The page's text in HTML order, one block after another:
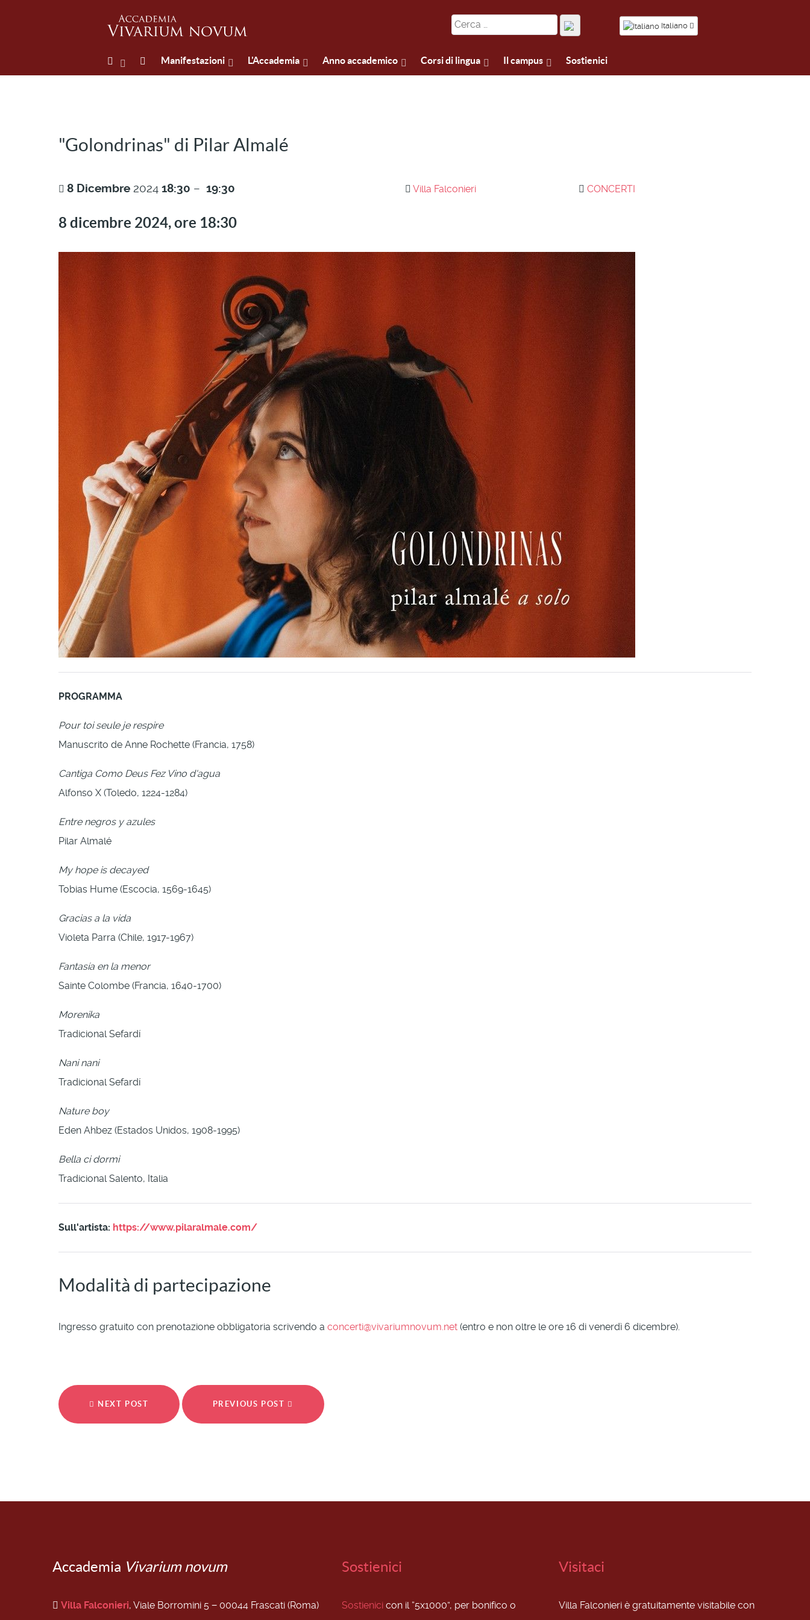
Italiano
Manifestazioni L'Accademia Anno accademico Corsi di lingua Il campus Sostienici
"Golondrinas" di Pilar Almalé
8 Dicembre 2024 18:30 – 19:30 Villa Falconieri CONCERTI
8 dicembre 2024, ore 18:30
PROGRAMMA
Pour toi seule je respire
Manuscrito de Anne Rochette (Francia, 1758)
Cantiga Como Deus Fez Vino d'agua
Alfonso X (Toledo, 1224-1284)
Entre negros y azules
Pilar Almalé
My hope is decayed
Tobias Hume (Escocia, 1569-1645)
Gracias a la vida
Violeta Parra (Chile, 1917-1967)
Fantasía en la menor
Sainte Colombe (Francia, 1640-1700)
Morenika
Tradicional Sefardí
Nani nani
Tradicional Sefardí
Nature boy
Eden Ahbez (Estados Unidos, 1908-1995)
Bella ci dormi
Tradicional Salento, Italia
Sull'artista: https://www.pilaralmale.com/
Modalità di partecipazione
Ingresso gratuito con prenotazione obbligatoria scrivendo a concerti@vivariumnovum.net (entro e non oltre le ore 16 di venerdì 6 dicembre).
NEXT POST PREVIOUS POST
Accademia Vivarium novum
Villa Falconieri, Viale Borromini 5 − 00044 Frascati (Roma)
Sostienici
Sostienici con il “5x1000”, per bonifico o
Visitaci
Villa Falconieri è gratuitamente visitabile con